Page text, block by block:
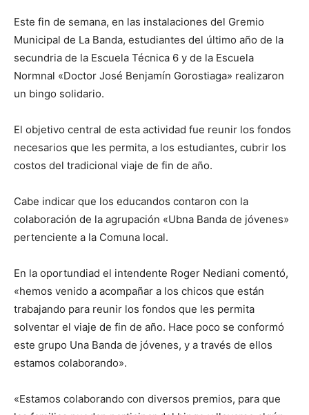
Este fin de semana, en las instalaciones del Gremio
Municipal de La Banda, estudiantes del último año de la
secundria de la Escuela Técnica 6 y de la Escuela
Normnal «Doctor José Benjamín Gorostiaga» realizaron
un bingo solidario.
El objetivo central de esta actividad fue reunir los fondos
necesarios que les permita, a los estudiantes, cubrir los
costos del tradicional viaje de fin de año.
Cabe indicar que los educandos contaron con la
colaboración de la agrupación «Ubna Banda de jóvenes»
pertenciente a la Comuna local.
En la oportundiad el intendente Roger Nediani comentó,
«hemos venido a acompañar a los chicos que están
trabajando para reunir los fondos que les permita
solventar el viaje de fin de año. Hace poco se conformó
este grupo Una Banda de jóvenes, y a través de ellos
estamos colaborando».
«Estamos colaborando con diversos premios, para que